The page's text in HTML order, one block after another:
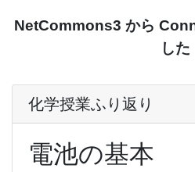
NetCommons3 から
した
化学授業ふり返り
電池の基本